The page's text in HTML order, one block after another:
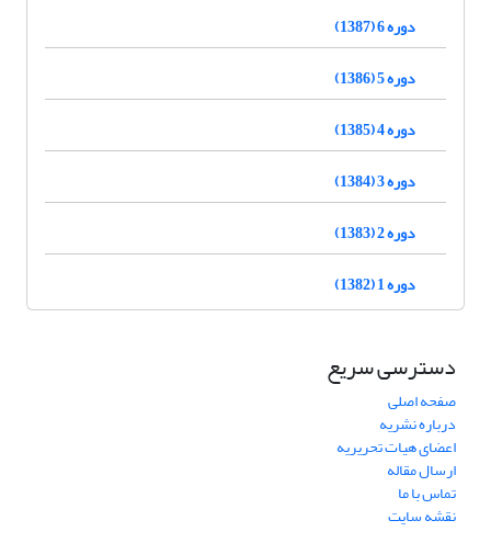
دوره 6 (1387)
دوره 5 (1386)
دوره 4 (1385)
دوره 3 (1384)
دوره 2 (1383)
دوره 1 (1382)
دسترسی سریع
صفحه اصلی
درباره نشریه
اعضای هیات تحریریه
ارسال مقاله
تماس با ما
نقشه سایت